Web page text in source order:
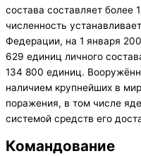
состава составляет более
численность
Федерации, на 1 января
629 единиц личного
134 800 единиц.
наличием крупнейших в
поражения, в том числе
системой средств его
Командование